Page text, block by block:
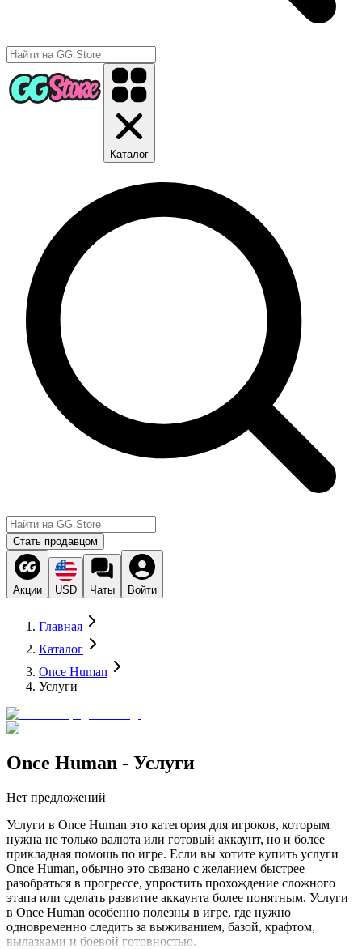
Каталог
Стать продавцом
Акции USD Чаты Войти
Главная
Каталог
Once Human
Услуги
Once Human - Услуги
Нет предложений
Услуги в Once Human это категория для игроков, которым
нужна не только валюта или готовый аккаунт, но и более
прикладная помощь по игре. Если вы хотите купить услуги
Once Human, обычно это связано с желанием быстрее
разобраться в прогрессе, упростить прохождение сложного
этапа или сделать развитие аккаунта более понятным. Услуги
в Once Human особенно полезны в игре, где нужно
одновременно следить за выживанием, базой, крафтом,
вылазками и боевой готовностью.